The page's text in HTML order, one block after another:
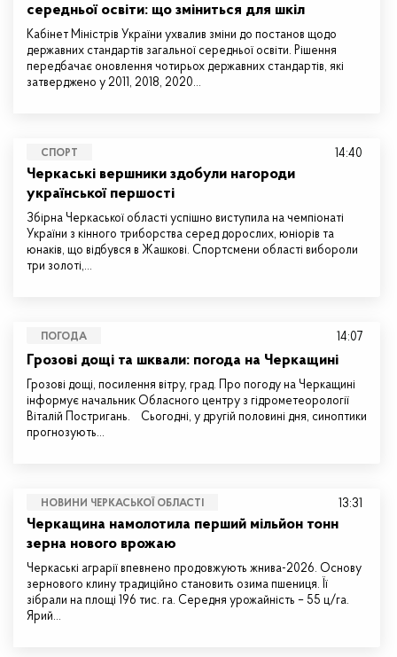
середньої освіти: що зміниться для шкіл
Кабінет Міністрів України ухвалив зміни до постанов щодо
державних стандартів загальної середньої освіти. Рішення
передбачає оновлення чотирьох державних стандартів, які
затверджено у 2011, 2018, 2020…
СПОРТ
Черкаські вершники здобули нагороди
української першості
Збірна Черкаської області успішно виступила на чемпіонаті
України з кінного триборства серед дорослих, юніорів та
юнаків, що відбувся в Жашкові. Спортсмени області вибороли
три золоті,…
14:40
ПОГОДА
Грозові дощі та шквали: погода на Черкащині
Грозові дощі, посилення вітру, град. Про погоду на Черкащині
інформує начальник Обласного центру з гідрометеорології
Віталій Постригань. Сьогодні, у другій половині дня, синоптики
прогнозують…
14:07
НОВИНИ ЧЕРКАСЬКОЇ ОБЛАСТІ
Черкащина намолотила перший мільйон тонн
зерна нового врожаю
Черкаські аграрії впевнено продовжують жнива-2026. Основу
зернового клину традиційно становить озима пшениця. Її
зібрали на площі 196 тис. га. Середня урожайність – 55 ц/га.
Ярий…
13:31